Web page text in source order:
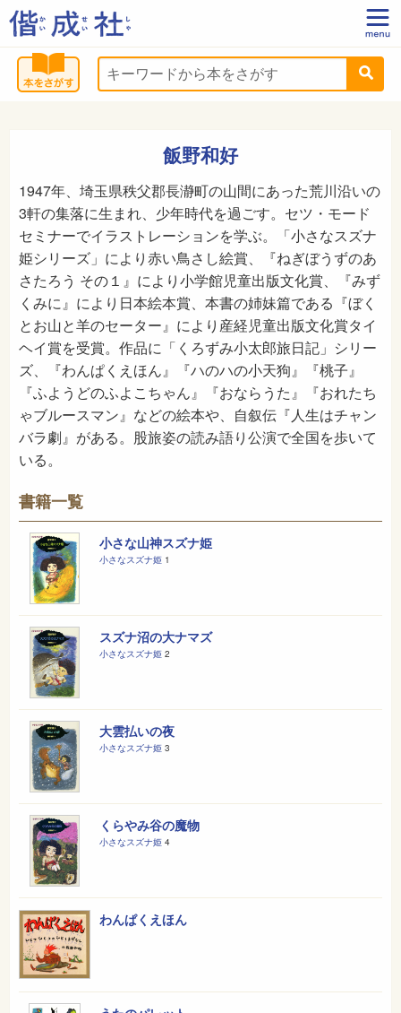
飯野和好
1947年、埼玉県秩父郡長瀞町の山間にあった荒川沿いの
3軒の集落に生まれ、少年時代を過ごす。セツ・モード
セミナーでイラストレーションを学ぶ。「小さなスズナ
姫シリーズ」により赤い鳥さし絵賞、『ねぎぼうずのあ
さたろう その１』により小学館児童出版文化賞、『みず
くみに』により日本絵本賞、本書の姉妹篇である『ぼく
とお山と羊のセーター』により産経児童出版文化賞タイ
ヘイ賞を受賞。作品に「くろずみ小太郎旅日記」シリー
ズ、『わんぱくえほん』『ハのハの小天狗』『桃子』
『ふようどのふよこちゃん』『おならうた』『おれたち
ゃブルースマン』などの絵本や、自叙伝『人生はチャン
バラ劇』がある。股旅姿の読み語り公演で全国を歩いて
いる。
書籍一覧
小さな山神スズナ姫
小さなスズナ姫 1
スズナ沼の大ナマズ
小さなスズナ姫 2
大雲払いの夜
小さなスズナ姫 3
くらやみ谷の魔物
小さなスズナ姫 4
わんぱくえほん